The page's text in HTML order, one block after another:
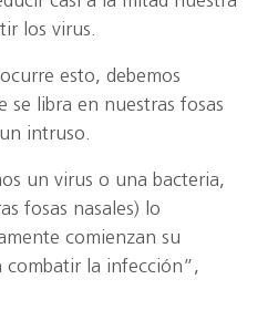
los virus.
esto, debemos
se libra en nuestras fosas
intruso.
un virus o una bacteria,
fosas nasales) lo
comienzan su
combatir la infección”,